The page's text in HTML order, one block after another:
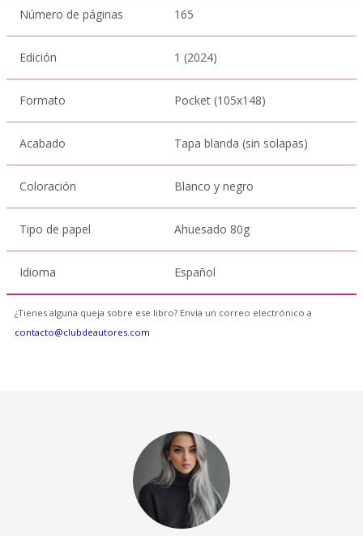
Número de páginas 165
Edición 1 (2024)
Formato Pocket (105x148)
Acabado Tapa blanda (sin solapas)
Coloración Blanco y negro
Tipo de papel Ahuesado 80g
Idioma Español
¿Tienes alguna queja sobre ese libro? Envía un correo electrónico a
contacto@clubdeautores.com